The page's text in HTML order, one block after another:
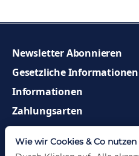
Gesetzliche Informationen
Informationen
Zahlungsarten
Wir sind Profis und
Newsletter Abonnieren
Wie wir Cookies & Co nutzen